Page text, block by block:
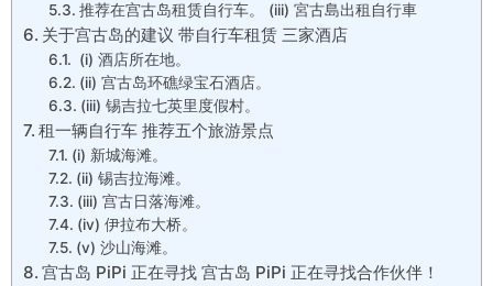
推荐在宫古岛租赁自行车。 (iii) 宮古島出租自行車
关于宫古岛的建议 带自行车租赁 三家酒店
(i) 酒店所在地。
(ii) 宫古岛环礁绿宝石酒店。
(iii) 锡吉拉七英里度假村。
租一辆自行车 推荐五个旅游景点
(i) 新城海滩。
(ii) 锡吉拉海滩。
(iii) 宫古日落海滩。
(iv) 伊拉布大桥。
(v) 沙山海滩。
宫古岛 PiPi 正在寻找 宫古岛 PiPi 正在寻找合作伙伴！